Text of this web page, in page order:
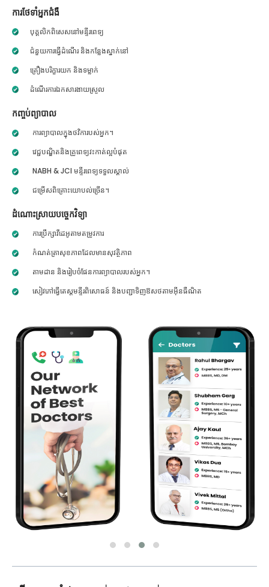
ការថែទាំអ្នកជំងឺ
បុគ្គលិកពិសេសនៅមន្ទីរពេទ្យ
ជំនួយការធ្វើដំណើរ និងកន្លែងស្នាក់នៅ
គ្រឿងបរិក្ខារយក និងទម្លាក់
ដំណើរការឯកសារងាយស្រួល
កញ្ចប់ព្យាបាល
ការព្យាបាលក្នុងថវិការបស់អ្នក។
វេជ្ជបណ្ឌិតនិងគ្រូពេទ្យវះកាត់ល្អបំផុត
NABH & JCI មន្ទីរពេទ្យទទួលស្គាល់
ជម្រើសពិគ្រោះយោបល់ច្រើន។
ដំណោះស្រាយបច្ចេកវិទ្យា
ការប្រឹក្សាវីដេអូតាមតម្រូវការ
កំណត់ត្រាសុខភាពដែលមានសុវត្ថិភាព
តាមដាន និងរៀបចំផែនការព្យាបាលរបស់អ្នក។
សៀវភៅធ្វើតេស្តមន្ទីរពិសោធន៍ និងបញ្ជាទិញឱសថតាមអ៊ីនធឺណិត